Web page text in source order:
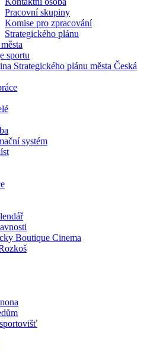
Pracovní skupiny
Komise pro zpracování
Strategického plánu
sportu
Strategického plánu města Česká
systém
Boutique Cinema